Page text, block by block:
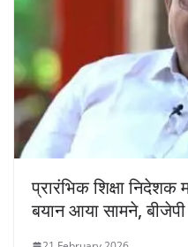
प्रारंभिक शिक्षा
बयान आया सामने,